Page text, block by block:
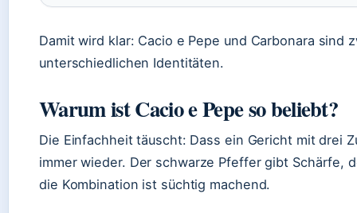
Damit wird klar: Cacio e Pepe und Carbonara sind
unterschiedlichen Identitäten.
Warum ist Cacio e Pepe so beliebt?
Die Einfachheit täuscht: Dass ein Gericht mit drei
immer wieder. Der schwarze Pfeffer gibt Schärfe,
die Kombination ist süchtig machend.